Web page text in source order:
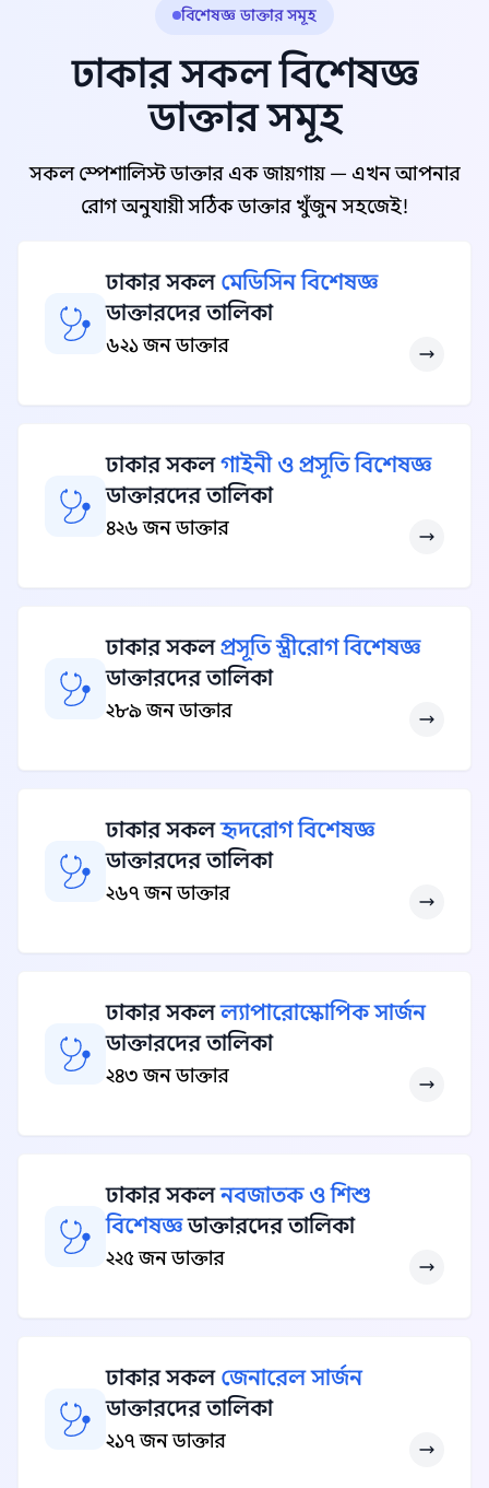
বিশেষজ্ঞ ডাক্তার সমূহ
ঢাকার সকল বিশেষজ্ঞ
ডাক্তার সমূহ
সকল স্পেশালিস্ট ডাক্তার এক জায়গায় — এখন আপনার
রোগ অনুযায়ী সঠিক ডাক্তার খুঁজুন সহজেই!
ঢাকার সকল মেডিসিন বিশেষজ্ঞ
ডাক্তারদের তালিকা
৬২১ জন ডাক্তার
ঢাকার সকলগাইনী ও প্রসূতি বিশেষজ্ঞ
ডাক্তারদের তালিকা
৪২৬ জন ডাক্তার
ঢাকার সকলপ্রসূতি স্ত্রীরোগ বিশেষজ্ঞ
ডাক্তারদের তালিকা
২৮৯ জন ডাক্তার
ঢাকার সকলহৃদরোগ বিশেষজ্ঞ
ডাক্তারদের তালিকা
২৬৭ জন ডাক্তার
ঢাকার সকলল্যাপারোস্কোপিক সার্জন
ডাক্তারদের তালিকা
২৪৩ জন ডাক্তার
ঢাকার সকলনবজাতক ও শিশু
বিশেষজ্ঞডাক্তারদের তালিকা
২২৫ জন ডাক্তার
ঢাকার সকল জেনারেল সার্জন
ডাক্তারদের তালিকা
২১৭ জন ডাক্তার